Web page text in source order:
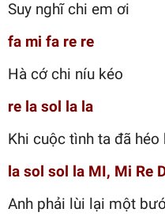
Suy nghĩ chi em ơi
fa mi fa re re
Hà cớ chi níu kéo
re la sol la la
Khi cuộc tình ta đã héo
la sol sol la MI, Mi Re
Anh phải lùi lại một